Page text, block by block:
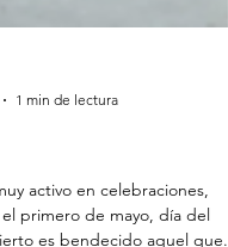
1 min de lectura